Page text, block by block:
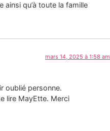
qu’à toute la famille
mars 14, 2025 à 1:58 am
oublié personne.
lire MayEtte. Merci